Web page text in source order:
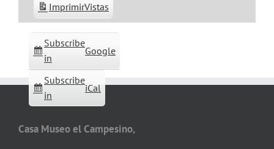
Subscribe
in
Google
Subscribe
in
iCal
ImprimirVistas
Casa Museo el Campesino,